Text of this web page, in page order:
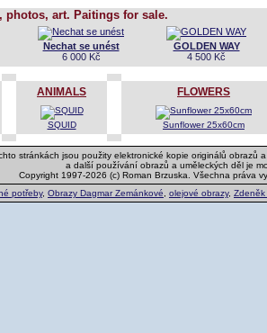
photos, art. Paitings for sale.
Nechat se unést
6 000 Kč
GOLDEN WAY
4 500 Kč
ANIMALS
SQUID
FLOWERS
Sunflower 25x60cm
stránkách jsou použity elektronické kopie originálů obrazů
a další používání obrazů a uměleckých děl je
Copyright 1997-2026 (c) Roman Brzuska. Všechna práva
potřeby, Obrazy Dagmar Zemánkové olejové obrazy, Zdeněk